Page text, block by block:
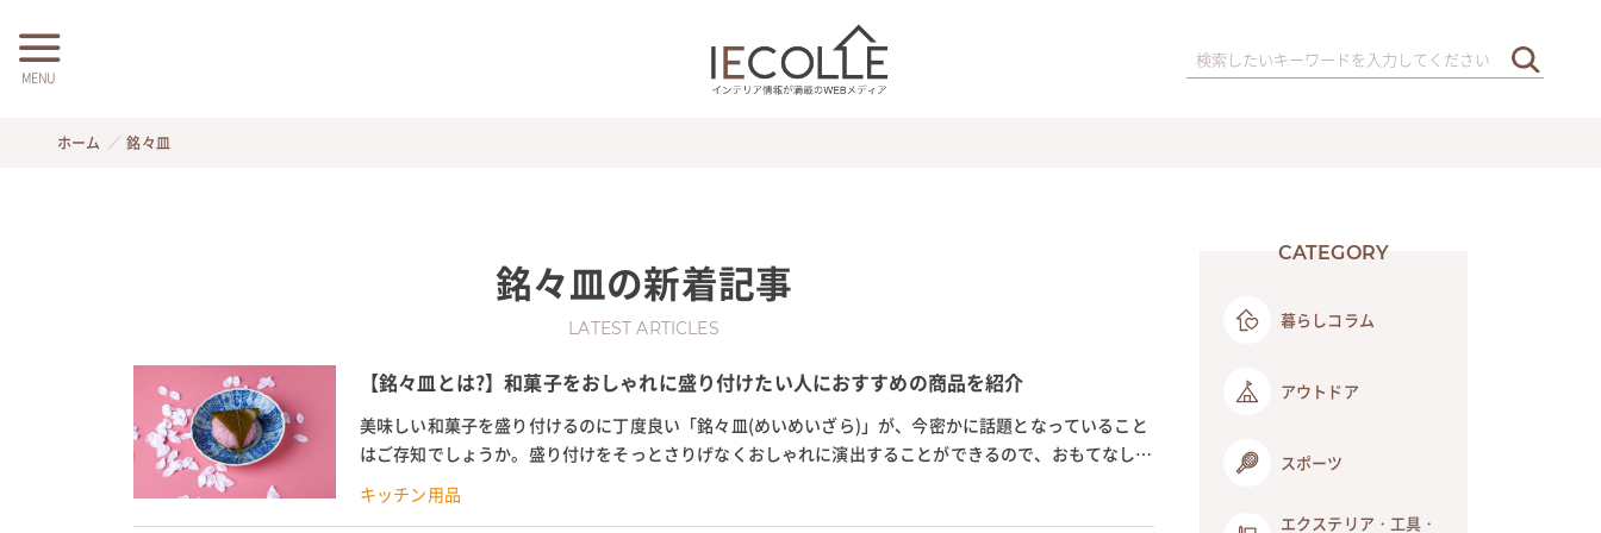
MENU
ホーム 銘々皿
銘々皿の新着記事
LATEST ARTICLES
【銘々皿とは?】和菓子をおしゃれに盛り付けたい人におすすめの商品を紹介
美味しい和菓子を盛り付けるのに丁度良い「銘々皿(めいめいざら)」が、今密かに話題となっていること
はご存知でしょうか。盛り付けをそっとさりげなくおしゃれに演出することができるので、おもてなしの
際にも活用できると評判です。また、銘々皿はそのデ...
キッチン用品
CATEGORY
暮らしコラム
アウトドア
スポーツ
エクステリア・工具・